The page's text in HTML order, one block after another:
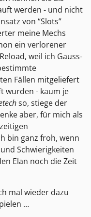
werden - und nicht
von “Slots”
meine Mechs
ein verlorener
weil ich Gauss-
Fällen mitgeliefert
wurden - kaum je
so, stiege der
aber, für mich als
bin ganz froh, wenn
Schwierigkeiten
Elan noch die Zeit
mal wieder dazu
…